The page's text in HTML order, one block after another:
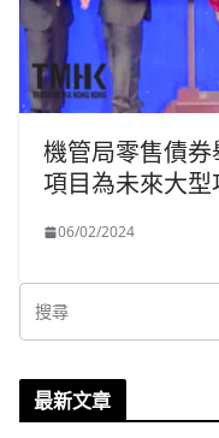
機管局零售債
項目為未來大
06/02/2024
最新文章